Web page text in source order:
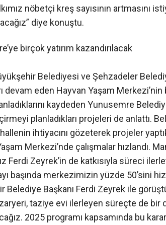
nöbetçi kreş sayısının artmasını
diye konuştu.
birçok yatırım kazandırılacak
Belediyesi ve Şehzadeler
devam eden Hayvan Yaşam Merkezi’nin
kaydeden Yunusemre
planladıkları projeleri de anlattı.
ihtiyacını gözeterek projeler
Merkezi’nde çalışmalar hızlandı.
Ferdi Zeyrek’in de katkısıyla süreci
başında merkezimizin yüzde 50’sini
Belediye Başkanı Ferdi Zeyrek ile
taziye evi ilerleyen süreçte de bir
2025 programı kapsamında bu